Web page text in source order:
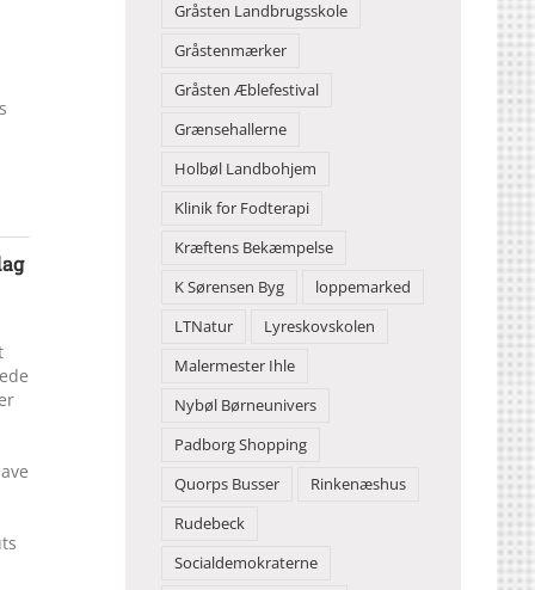
Gråsten Landbrugsskole
Gråstenmærker
Gråsten Æblefestival
Grænsehallerne
Holbøl Landbohjem
Klinik for Fodterapi
Kræftens Bekæmpelse
K Sørensen Byg
loppemarked
LTNatur
Lyreskovskolen
Malermester Ihle
Nybøl Børneunivers
Padborg Shopping
Quorps Busser
Rinkenæshus
Rudebeck
Socialdemokraterne